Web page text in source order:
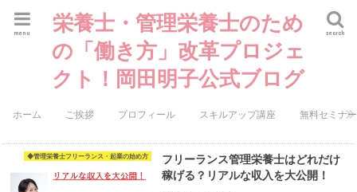
栄養士・管理栄養士のため
の「働き方」改革プロジェ
クト！岡田明子公式ブログ
search
menu
ホーム ご挨拶 プロフィール スキルアップ講座 無料セミナー
◆管理栄養士フリーランス・起業の始め方
フリーランス管理栄養士はどれだけ
稼げる？リアルな収入を大公開！